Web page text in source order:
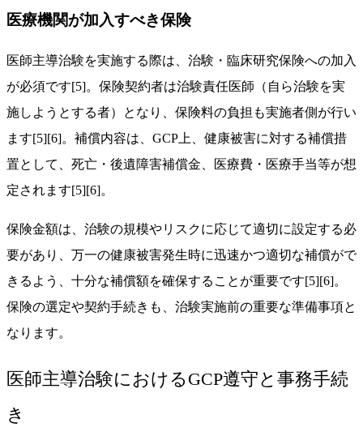
医療機関が加入すべき保険
医師主導治験を実施する際は、治験・臨床研究保険への加入
が必須です[5]。保険契約者は治験責任医師（自ら治験を実
施しようとする者）となり、保険料の負担も実施者側が行い
ます[5][6]。補償内容は、GCP上、健康被害に対する補償措
置として、死亡・後遺障害補償金、医療費・医療手当等が想
定されます[5][6]。
保険金額は、治験の規模やリスクに応じて適切に設定する必
要があり、万一の健康被害発生時に迅速かつ適切な補償がで
きるよう、十分な補償額を確保することが重要です[5][6]。
保険の選定や契約手続きも、治験実施前の重要な準備事項と
なります。
医師主導治験におけるGCP遵守と事務手続
き